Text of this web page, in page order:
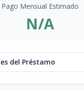
Pago Mensual Estimado
N/A
del Préstamo